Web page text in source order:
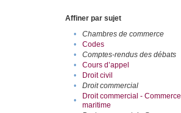
Affiner par sujet
•
Chambres de commerce
•
Codes
•
Comptes-rendus des débats
•
Cours d’appel
•
Droit civil
•
Droit commercial
•
Droit commercial - Commerce
maritime